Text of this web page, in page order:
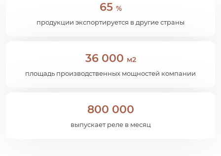
65 %
продукции экспортируется в другие страны
36 000 м2
площадь производственных мощностей компании
800 000
выпускает реле в месяц